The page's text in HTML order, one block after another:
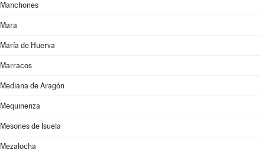
Manchones
Mara
María de Huerva
Marracos
Mediana de Aragón
Mequinenza
Mesones de Isuela
Mezalocha